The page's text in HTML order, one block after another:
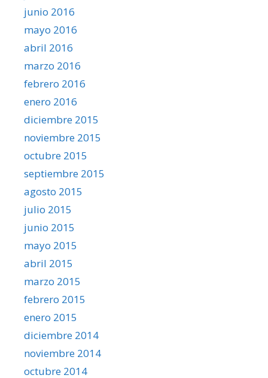
junio 2016
mayo 2016
abril 2016
marzo 2016
febrero 2016
enero 2016
diciembre 2015
noviembre 2015
octubre 2015
septiembre 2015
agosto 2015
julio 2015
junio 2015
mayo 2015
abril 2015
marzo 2015
febrero 2015
enero 2015
diciembre 2014
noviembre 2014
octubre 2014